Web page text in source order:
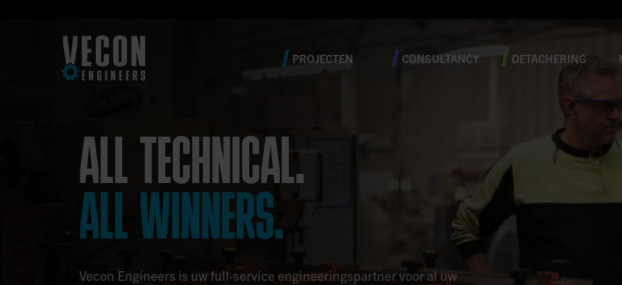
PROJECTEN CONSULTANCY DETACHERING
ALL TECHNICAL.
ALL WINNERS.
Vecon Engineers is uw full-service engineeringspartner voor al uw